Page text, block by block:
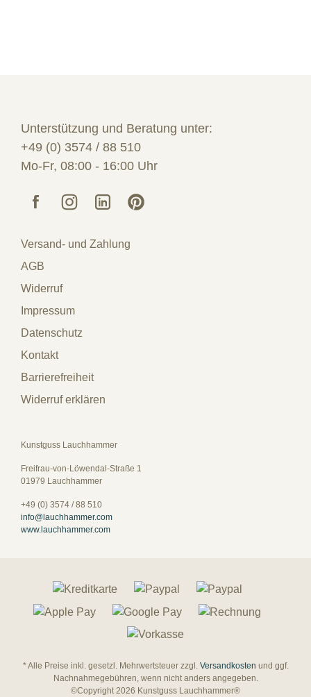
Unterstützung und Beratung unter:
+49 (0) 3574 / 88 510
Mo-Fr, 08:00 - 16:00 Uhr
Versand- und Zahlung
AGB
Widerruf
Impressum
Datenschutz
Kontakt
Barrierefreiheit
Widerruf erklären
Kunstguss Lauchhammer
Freifrau-von-Löwendal-Straße 1
01979 Lauchhammer
+49 (0) 3574 / 88 510
info@lauchhammer.com
www.lauchhammer.com
* Alle Preise inkl. gesetzl. Mehrwertsteuer zzgl. Versandkosten und ggf.
Nachnahmegebühren, wenn nicht anders angegeben.
©Copyright 2026 Kunstguss Lauchhammer®